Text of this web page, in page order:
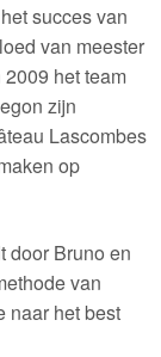
succes van
van meester
het team
zijn
Lascombes
op
door Bruno en
van
naar het best